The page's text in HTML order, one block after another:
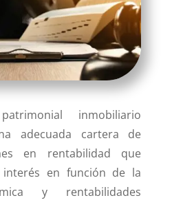
inmobiliario
adecuada cartera de
en rentabilidad que
en función de la
y rentabilidades